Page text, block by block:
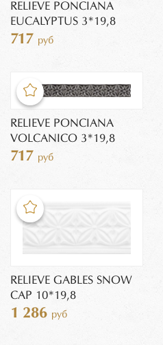
RELIEVE PONCIANA
EUCALYPTUS 3*19,8
717 руб
RELIEVE PONCIANA
VOLCANICO 3*19,8
717 руб
RELIEVE GABLES SNOW
CAP 10*19,8
1 286 руб